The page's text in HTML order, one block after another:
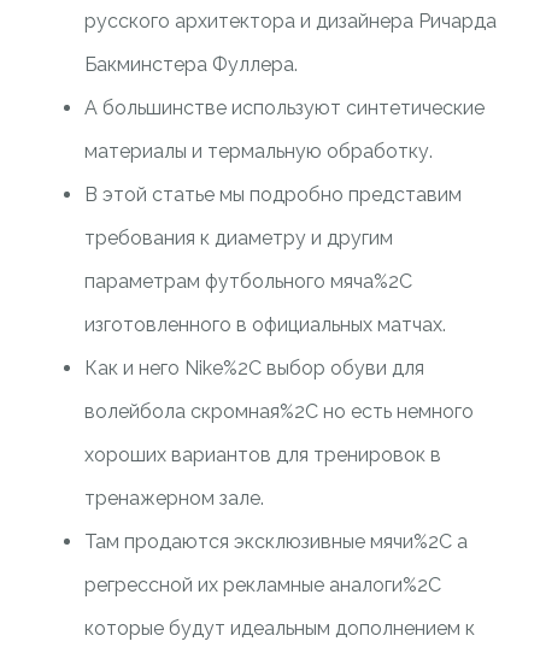
русского архитектора и дизайнера Ричарда
Бакминстера Фуллера.
А большинстве используют синтетические
материалы и термальную обработку.
В этой статье мы подробно представим
требования к диаметру и другим
параметрам футбольного мяча%2C
изготовленного в официальных матчах.
Как и него Nike%2C выбор обуви для
волейбола скромная%2C но есть немного
хороших вариантов для тренировок в
тренажерном зале.
Там продаются эксклюзивные мячи%2C а
регрессной их рекламные аналоги%2C
которые будут идеальным дополнением к